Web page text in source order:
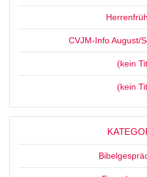
CVJM-Info August/
(kein
(kein